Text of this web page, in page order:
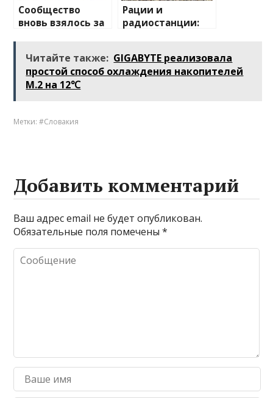
Сообщество
вновь взялось за
разъема 12V-2×6
Рации и
радиостанции:
миру
беспроводной
Читайте также: GIGABYTE реализовала
простой способ охлаждения накопителей
M.2 на 12℃
Метки:#Словакия
Добавить комментарий
Ваш адрес email не будет опубликован.
Обязательные поля помечены*